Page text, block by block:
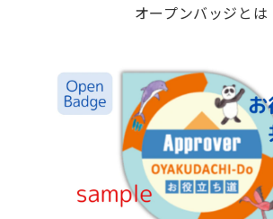
オープンバッジとは